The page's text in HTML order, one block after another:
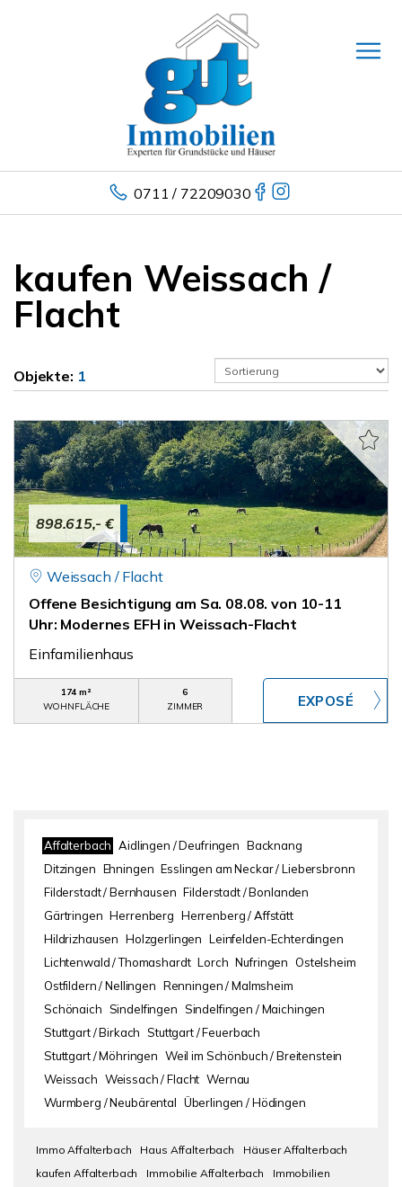
0711 / 72209030
kaufen Weissach /
Flacht
Objekte: 1
898.615,- €
Weissach / Flacht
Offene Besichtigung am Sa. 08.08. von 10-11
Uhr: Modernes EFH in Weissach-Flacht
Einfamilienhaus
174 m²
WOHNFLÄCHE
6
ZIMMER
Affalterbach Aidlingen / Deufringen Backnang
Ditzingen Ehningen Esslingen am Neckar / Liebersbronn
Filderstadt / Bernhausen Filderstadt / Bonlanden
Gärtringen Herrenberg Herrenberg / Affstätt
Hildrizhausen Holzgerlingen Leinfelden-Echterdingen
Lichtenwald / Thomashardt Lorch Nufringen
Ostelsheim
Ostfildern / Nellingen Renningen / Malmsheim
Schönaich Sindelfingen Sindelfingen / Maichingen
Stuttgart / Birkach Stuttgart / Feuerbach
Stuttgart / Möhringen Weil im Schönbuch / Breitenstein
Weissach Weissach / Flacht Wernau
Wurmberg / Neubärental Überlingen / Hödingen
Immo Affalterbach Haus Affalterbach
Häuser Affalterbach
kaufen Affalterbach
Immobilie Affalterbach
Immobilien